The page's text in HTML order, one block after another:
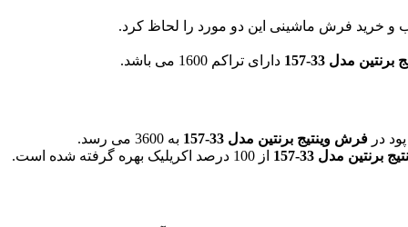
و خرید فرش ماشینی این دو مورد را لحاظ کرد.
مدل 33-157 دارای تراکم 1600 می باشد.
در فرش وینتیج برنتین مدل 33-157
به 3600 می رسد.
برنتین مدل 33-157 از 100 درصد اکریلیک بهره گرفته شده است.